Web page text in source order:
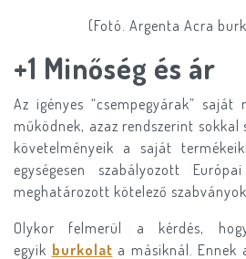
(Fotó. Argenta Acra
+1 Minőség és ár
Az igényes “csempegyárak” saját
működnek, azaz rendszerint sokkal
követelményeik a saját
egységesen szabályozott
meghatározott kötelező
Olykor felmerül a kérdés,
egyik burkolat a másiknál. Ennek